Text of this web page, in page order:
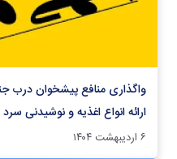
واگذاری منافع پیشخوان درب
ارائه انواع اغذیه و نوشیدنی
۶ اردیبهشت ۱۴۰۴